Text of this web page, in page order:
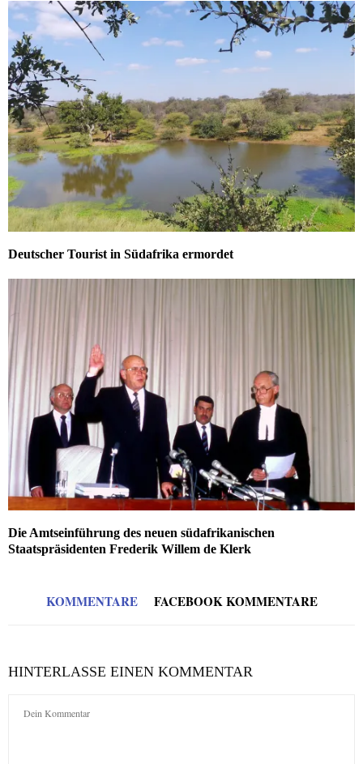
Deutscher Tourist in Südafrika ermordet
Die Amtseinführung des neuen südafrikanischen
Staatspräsidenten Frederik Willem de Klerk
KOMMENTARE FACEBOOK KOMMENTARE
HINTERLASSE EINEN KOMMENTAR